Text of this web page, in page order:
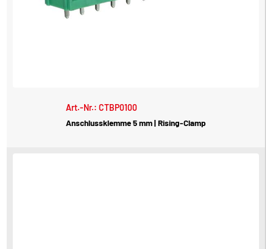
Art.-Nr.: CTBP0100
Anschlussklemme 5 mm | Rising-Clamp